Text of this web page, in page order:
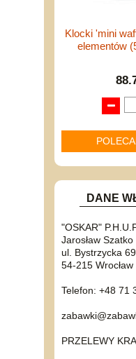
Klocki 'mini
elementów
DANE
"OSKAR"
Jarosław Szatko
ul. Bystrzycka
54-215 Wrocław
Telefon: +48 71
PRZELEWY